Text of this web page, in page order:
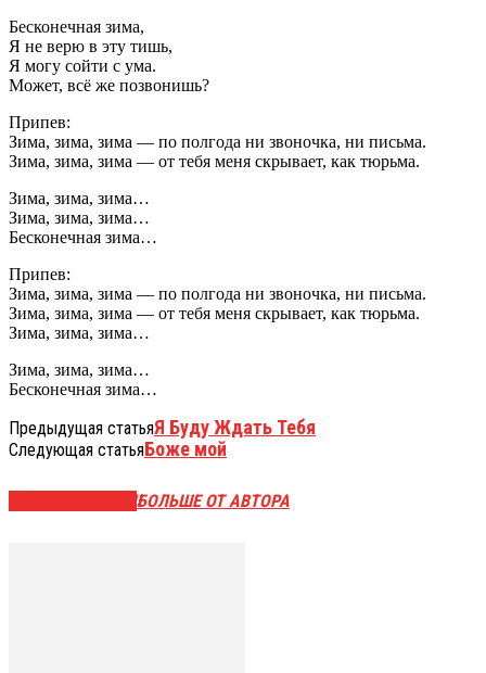
Бесконечная зима,
Я не верю в эту тишь,
Я могу сойти с ума.
Может, всё же позвонишь?
Припев:
Зима, зима, зима — по полгода ни звоночка, ни письма.
Зима, зима, зима — от тебя меня скрывает, как тюрьма.
Зима, зима, зима…
Зима, зима, зима…
Бесконечная зима…
Припев:
Зима, зима, зима — по полгода ни звоночка, ни письма.
Зима, зима, зима — от тебя меня скрывает, как тюрьма.
Зима, зима, зима…
Зима, зима, зима…
Бесконечная зима…
Предыдущая статьяЯ Буду Ждать Тебя
Следующая статьяБоже мой
БОЛЬШЕ ОТ АВТОРА